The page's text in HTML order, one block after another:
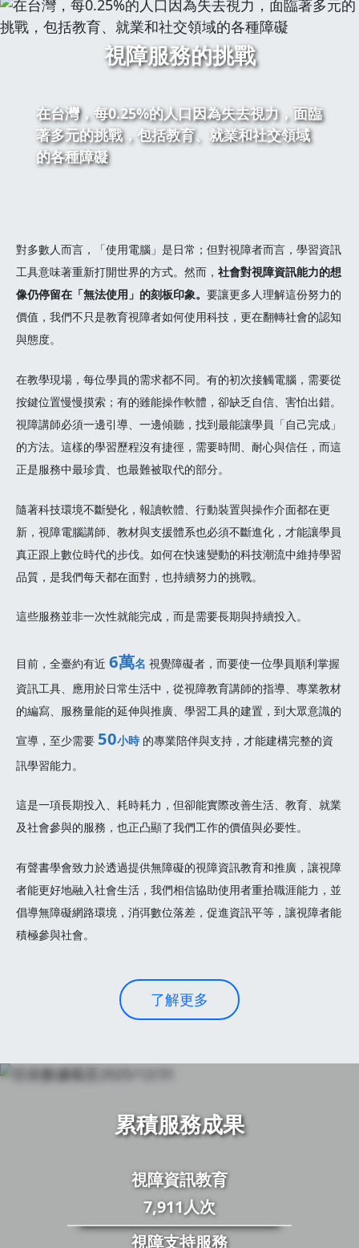
視障服務的挑戰
在台灣，每0.25%的人口因為失去視力，面臨
著多元的挑戰，包括教育、就業和社交領域
的各種障礙
對多數人而言，「使用電腦」是日常；但對視障者而言，學習資訊
工具意味著重新打開世界的方式。然而， 社會對視障資訊能力的想
像仍停留在「無法使用」的刻板印象。 要讓更多人理解這份努力的
價值，我們不只是教育視障者如何使用科技，更在翻轉社會的認知
與態度。
在教學現場，每位學員的需求都不同。有的初次接觸電腦，需要從
按鍵位置慢慢摸索；有的雖能操作軟體，卻缺乏自信、害怕出錯。
視障講師必須一邊引導、一邊傾聽，找到最能讓學員「自己完成」
的方法。這樣的學習歷程沒有捷徑，需要時間、耐心與信任，而這
正是服務中最珍貴、也最難被取代的部分。
隨著科技環境不斷變化，報讀軟體、行動裝置與操作介面都在更
新，視障電腦講師、教材與支援體系也必須不斷進化，才能讓學員
真正跟上數位時代的步伐。如何在快速變動的科技潮流中維持學習
品質，是我們每天都在面對，也持續努力的挑戰。
這些服務並非一次性就能完成，而是需要長期與持續投入。
目前，全臺約有近 6萬名 視覺障礙者，而要使一位學員順利掌握
資訊工具、應用於日常生活中，從視障教育講師的指導、專業教材
的編寫、服務量能的延伸與推廣、學習工具的建置，到大眾意識的
宣導，至少需要 50小時 的專業陪伴與支持，才能建構完整的資
訊學習能力。
這是一項長期投入、耗時耗力，但卻能實際改善生活、教育、就業
及社會參與的服務，也正凸顯了我們工作的價值與必要性。
有聲書學會致力於透過提供無障礙的視障資訊教育和推廣，讓視障
者能更好地融入社會生活，我們相信協助使用者重拾職涯能力，並
倡導無障礙網路環境，消弭數位落差，促進資訊平等，讓視障者能
積極參與社會。
了解更多
累積服務成果
視障資訊教育
7,911人次
視障支持服務